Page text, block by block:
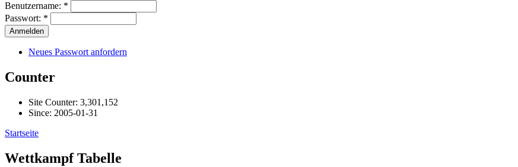
Benutzername: *
Passwort: *
Neues Passwort anfordern
Counter
Site Counter: 3,301,152
Since: 2005-01-31
Startseite
Wettkampf Tabelle